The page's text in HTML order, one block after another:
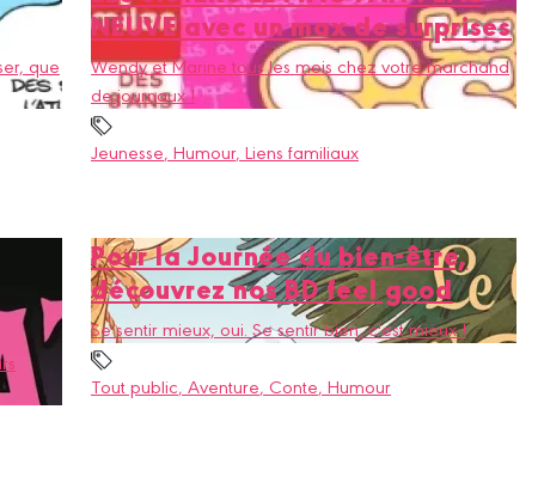
que
NEUVE avec un max de surprises
Wendy et Marine tous les mois chez votre marchand
de journaux !
Jeunesse, Humour, Liens familiaux
Pour la Journée du bien-être,
découvrez nos BD feel good
Se sentir mieux, oui. Se sentir bien, c'est mieux !
Tout public, Aventure, Conte, Humour